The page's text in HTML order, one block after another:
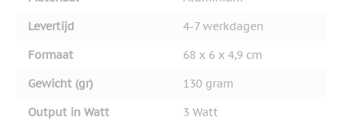
Levertijd
4-7 werkdagen
Formaat
68 x 6 x 4,9 cm
Gewicht (gr)
130 gram
Output in Watt
3 Watt